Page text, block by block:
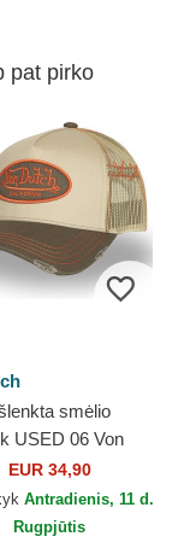
pat pirko
smėlio
USED 06 Von
EUR 34,90
Antradienis, 11 d.
Rugpjūtis